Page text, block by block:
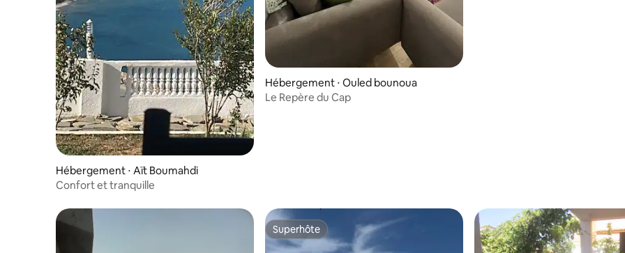
Hébergement ⋅ Aït Boumahdi
Confort et tranquille
Hébergement ⋅ Ouled bounoua
Le Repère du Cap
Superhôte
Superhôte